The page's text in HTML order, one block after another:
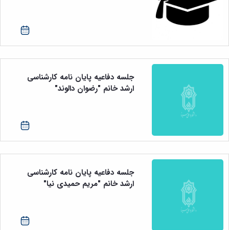
جلسه دفاعیه پایان نامه کارشناسی
ارشد خانم "رضوان دالوند"
جلسه دفاعیه پایان نامه کارشناسی
ارشد خانم "مریم حمیدی نیا"